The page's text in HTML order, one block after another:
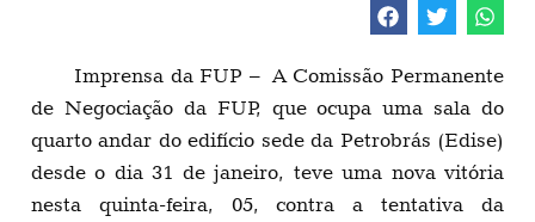
Imprensa da FUP – A Comissão Permanente
de Negociação da FUP, que ocupa uma sala do
quarto andar do edifício sede da Petrobrás (Edise)
desde o dia 31 de janeiro, teve uma nova vitória
nesta quinta-feira, 05, contra a tentativa da